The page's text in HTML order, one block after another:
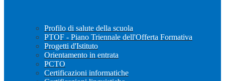
Profilo di salute della scuola
PTOF - Piano Triennale dell'Offerta Formativa
Progetti d'Istituto
Orientamento in entrata
PCTO
Certificazioni informatiche